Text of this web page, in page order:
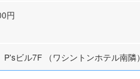
円
ビル7F （ワシントンホテル南隣）